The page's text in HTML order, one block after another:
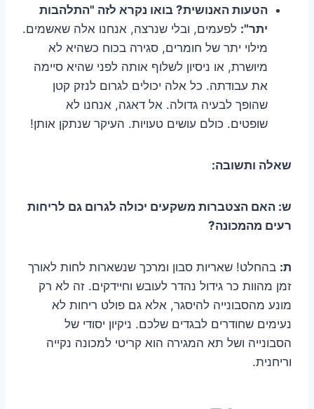
הטעות האנושית? בואו נקרא לזה "התלהבות
יתר": לפעמים, ובלי שנרצה, אנחנו אלה שאשמים.
מילוי יתר של חומרים, סגירה בכוח כשהיא לא
מיושרת, או ניסיון לשלוף אותה לפני שהיא סיימה
את עבודתה. כל אלה יכולים לגרום לנזק קטן
שהופך לבעיה גדולה. אל דאגה, אנחנו לא
שופטים. כולם עושים טעויות. העיקר שנתקן אותן!
שאלה ותשובה:
ש: האם הצטברות משקעים יכולה לגרום גם לריחות
רעים מהמכונה?
ת: בהחלט! שאריות סבון ומרכך שנשארות לחות לאורך
זמן מהוות כר גידול נהדר לעובש וחיידקים. זה לא רק
מונע מהסבונייה להיסגר, אלא גם פולט ריחות לא
נעימים שחודרים לבגדים שלכם. ניקיון יסודי של
הסבונייה ושל תא המגירה הוא קריטי למכונה נקייה
וריחנית.